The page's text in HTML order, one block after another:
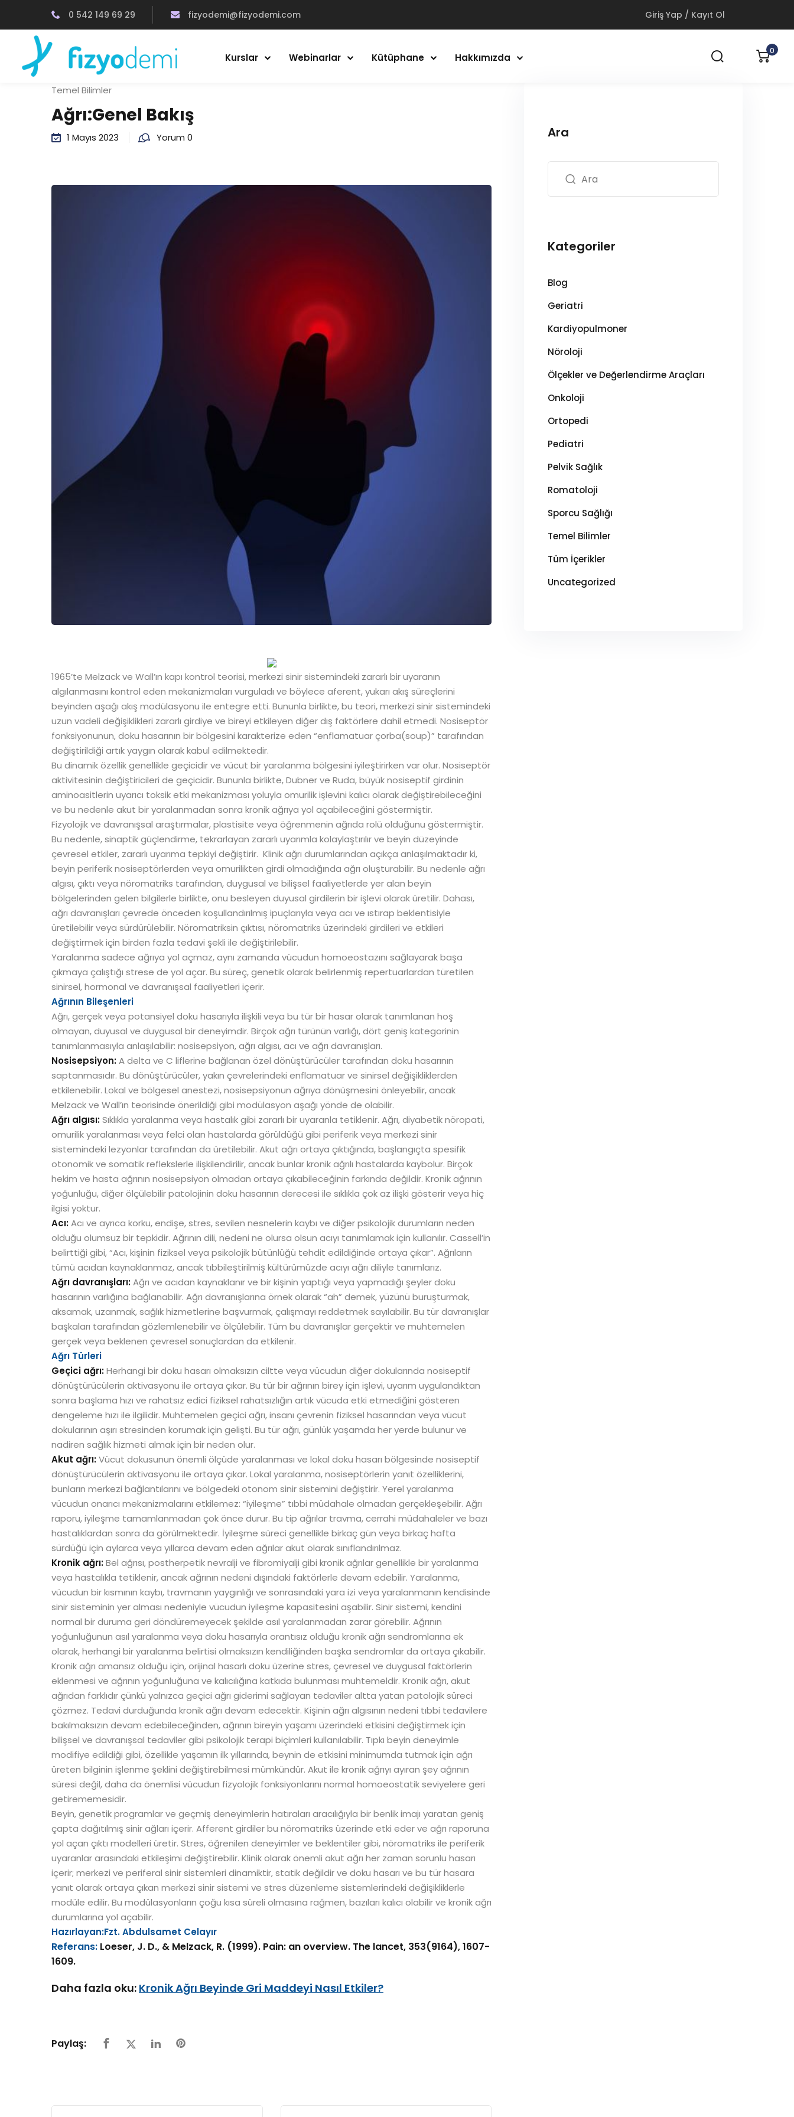
0 542 149 69 29 fizyodemi@fizyodemi.com Giriş Yap / Kayıt Ol
Kurslar Webinarlar Kütüphane Hakkımızda
0
Temel Bilimler
Ağrı:Genel Bakış
1 Mayıs 2023 Yorum 0
1965’te Melzack ve Wall’ın kapı kontrol teorisi, merkezi sinir sistemindeki zararlı bir uyaranın
algılanmasını kontrol eden mekanizmaları vurguladı ve böylece aferent, yukarı akış süreçlerini
beyinden aşağı akış modülasyonu ile entegre etti. Bununla birlikte, bu teori, merkezi sinir sistemindeki
uzun vadeli değişiklikleri zararlı girdiye ve bireyi etkileyen diğer dış faktörlere dahil etmedi. Nosiseptör
fonksiyonunun, doku hasarının bir bölgesini karakterize eden “enflamatuar çorba(soup)” tarafından
değiştirildiği artık yaygın olarak kabul edilmektedir.
Bu dinamik özellik genellikle geçicidir ve vücut bir yaralanma bölgesini iyileştirirken var olur. Nosiseptör
aktivitesinin değiştiricileri de geçicidir. Bununla birlikte, Dubner ve Ruda, büyük nosiseptif girdinin
aminoasitlerin uyarıcı toksik etki mekanizması yoluyla omurilik işlevini kalıcı olarak değiştirebileceğini
ve bu nedenle akut bir yaralanmadan sonra kronik ağrıya yol açabileceğini göstermiştir.
Fizyolojik ve davranışsal araştırmalar, plastisite veya öğrenmenin ağrıda rolü olduğunu göstermiştir.
Bu nedenle, sinaptik güçlendirme, tekrarlayan zararlı uyarımla kolaylaştırılır ve beyin düzeyinde
çevresel etkiler, zararlı uyarıma tepkiyi değiştirir. Klinik ağrı durumlarından açıkça anlaşılmaktadır ki,
beyin periferik nosiseptörlerden veya omurilikten girdi olmadığında ağrı oluşturabilir. Bu nedenle ağrı
algısı, çıktı veya nöromatriks tarafından, duygusal ve bilişsel faaliyetlerde yer alan beyin
bölgelerinden gelen bilgilerle birlikte, onu besleyen duyusal girdilerin bir işlevi olarak üretilir. Dahası,
ağrı davranışları çevrede önceden koşullandırılmış ipuçlarıyla veya acı ve ıstırap beklentisiyle
üretilebilir veya sürdürülebilir. Nöromatriksin çıktısı, nöromatriks üzerindeki girdileri ve etkileri
değiştirmek için birden fazla tedavi şekli ile değiştirilebilir.
Yaralanma sadece ağrıya yol açmaz, aynı zamanda vücudun homoeostazını sağlayarak başa
çıkmaya çalıştığı strese de yol açar. Bu süreç, genetik olarak belirlenmiş repertuarlardan türetilen
sinirsel, hormonal ve davranışsal faaliyetleri içerir.
Ağrının Bileşenleri
Ağrı, gerçek veya potansiyel doku hasarıyla ilişkili veya bu tür bir hasar olarak tanımlanan hoş
olmayan, duyusal ve duygusal bir deneyimdir. Birçok ağrı türünün varlığı, dört geniş kategorinin
tanımlanmasıyla anlaşılabilir: nosisepsiyon, ağrı algısı, acı ve ağrı davranışları.
Nosisepsiyon:A delta ve C liflerine bağlanan özel dönüştürücüler tarafından doku hasarının
saptanmasıdır. Bu dönüştürücüler, yakın çevrelerindeki enflamatuar ve sinirsel değişikliklerden
etkilenebilir. Lokal ve bölgesel anestezi, nosisepsiyonun ağrıya dönüşmesini önleyebilir, ancak
Melzack ve Wall’ın teorisinde önerildiği gibi modülasyon aşağı yönde de olabilir.
Ağrı algısı:Sıklıkla yaralanma veya hastalık gibi zararlı bir uyaranla tetiklenir. Ağrı, diyabetik nöropati,
omurilik yaralanması veya felci olan hastalarda görüldüğü gibi periferik veya merkezi sinir
sistemindeki lezyonlar tarafından da üretilebilir. Akut ağrı ortaya çıktığında, başlangıçta spesifik
otonomik ve somatik reflekslerle ilişkilendirilir, ancak bunlar kronik ağrılı hastalarda kaybolur. Birçok
hekim ve hasta ağrının nosisepsiyon olmadan ortaya çıkabileceğinin farkında değildir. Kronik ağrının
yoğunluğu, diğer ölçülebilir patolojinin doku hasarının derecesi ile sıklıkla çok az ilişki gösterir veya hiç
ilgisi yoktur.
Acı:Acı ve ayrıca korku, endişe, stres, sevilen nesnelerin kaybı ve diğer psikolojik durumların neden
olduğu olumsuz bir tepkidir. Ağrının dili, nedeni ne olursa olsun acıyı tanımlamak için kullanılır. Cassell’in
belirttiği gibi, “Acı, kişinin fiziksel veya psikolojik bütünlüğü tehdit edildiğinde ortaya çıkar”. Ağrıların
tümü acıdan kaynaklanmaz, ancak tıbbileştirilmiş kültürümüzde acıyı ağrı diliyle tanımlarız.
Ağrı davranışları:Ağrı ve acıdan kaynaklanır ve bir kişinin yaptığı veya yapmadığı şeyler doku
hasarının varlığına bağlanabilir. Ağrı davranışlarına örnek olarak “ah” demek, yüzünü buruşturmak,
aksamak, uzanmak, sağlık hizmetlerine başvurmak, çalışmayı reddetmek sayılabilir. Bu tür davranışlar
başkaları tarafından gözlemlenebilir ve ölçülebilir. Tüm bu davranışlar gerçektir ve muhtemelen
gerçek veya beklenen çevresel sonuçlardan da etkilenir.
Ağrı Türleri
Geçici ağrı:Herhangi bir doku hasarı olmaksızın ciltte veya vücudun diğer dokularında nosiseptif
dönüştürücülerin aktivasyonu ile ortaya çıkar. Bu tür bir ağrının birey için işlevi, uyarım uygulandıktan
sonra başlama hızı ve rahatsız edici fiziksel rahatsızlığın artık vücuda etki etmediğini gösteren
dengeleme hızı ile ilgilidir. Muhtemelen geçici ağrı, insanı çevrenin fiziksel hasarından veya vücut
dokularının aşırı stresinden korumak için gelişti. Bu tür ağrı, günlük yaşamda her yerde bulunur ve
nadiren sağlık hizmeti almak için bir neden olur.
Akut ağrı:Vücut dokusunun önemli ölçüde yaralanması ve lokal doku hasarı bölgesinde nosiseptif
dönüştürücülerin aktivasyonu ile ortaya çıkar. Lokal yaralanma, nosiseptörlerin yanıt özelliklerini,
bunların merkezi bağlantılarını ve bölgedeki otonom sinir sistemini değiştirir. Yerel yaralanma
vücudun onarıcı mekanizmalarını etkilemez: “iyileşme” tıbbi müdahale olmadan gerçekleşebilir. Ağrı
raporu, iyileşme tamamlanmadan çok önce durur. Bu tip ağrılar travma, cerrahi müdahaleler ve bazı
hastalıklardan sonra da görülmektedir. İyileşme süreci genellikle birkaç gün veya birkaç hafta
sürdüğü için aylarca veya yıllarca devam eden ağrılar akut olarak sınıflandırılmaz.
Kronik ağrı:Bel ağrısı, postherpetik nevralji ve fibromiyalji gibi kronik ağrılar genellikle bir yaralanma
veya hastalıkla tetiklenir, ancak ağrının nedeni dışındaki faktörlerle devam edebilir. Yaralanma,
vücudun bir kısmının kaybı, travmanın yaygınlığı ve sonrasındaki yara izi veya yaralanmanın kendisinde
sinir sisteminin yer alması nedeniyle vücudun iyileşme kapasitesini aşabilir. Sinir sistemi, kendini
normal bir duruma geri döndüremeyecek şekilde asıl yaralanmadan zarar görebilir. Ağrının
yoğunluğunun asıl yaralanma veya doku hasarıyla orantısız olduğu kronik ağrı sendromlarına ek
olarak, herhangi bir yaralanma belirtisi olmaksızın kendiliğinden başka sendromlar da ortaya çıkabilir.
Kronik ağrı amansız olduğu için, orijinal hasarlı doku üzerine stres, çevresel ve duygusal faktörlerin
eklenmesi ve ağrının yoğunluğuna ve kalıcılığına katkıda bulunması muhtemeldir. Kronik ağrı, akut
ağrıdan farklıdır çünkü yalnızca geçici ağrı giderimi sağlayan tedaviler altta yatan patolojik süreci
çözmez. Tedavi durduğunda kronik ağrı devam edecektir. Kişinin ağrı algısının nedeni tıbbi tedavilere
bakılmaksızın devam edebileceğinden, ağrının bireyin yaşamı üzerindeki etkisini değiştirmek için
bilişsel ve davranışsal tedaviler gibi psikolojik terapi biçimleri kullanılabilir. Tıpkı beyin deneyimle
modifiye edildiği gibi, özellikle yaşamın ilk yıllarında, beynin de etkisini minimumda tutmak için ağrı
üreten bilginin işlenme şeklini değiştirebilmesi mümkündür. Akut ile kronik ağrıyı ayıran şey ağrının
süresi değil, daha da önemlisi vücudun fizyolojik fonksiyonlarını normal homoeostatik seviyelere geri
getirememesidir.
Beyin, genetik programlar ve geçmiş deneyimlerin hatıraları aracılığıyla bir benlik imajı yaratan geniş
çapta dağıtılmış sinir ağları içerir. Afferent girdiler bu nöromatriks üzerinde etki eder ve ağrı raporuna
yol açan çıktı modelleri üretir. Stres, öğrenilen deneyimler ve beklentiler gibi, nöromatriks ile periferik
uyaranlar arasındaki etkileşimi değiştirebilir. Klinik olarak önemli akut ağrı her zaman sorunlu hasarı
içerir; merkezi ve periferal sinir sistemleri dinamiktir, statik değildir ve doku hasarı ve bu tür hasara
yanıt olarak ortaya çıkan merkezi sinir sistemi ve stres düzenleme sistemlerindeki değişikliklerle
modüle edilir. Bu modülasyonların çoğu kısa süreli olmasına rağmen, bazıları kalıcı olabilir ve kronik ağrı
durumlarına yol açabilir.
Hazırlayan:Fzt. Abdulsamet Celayır
Referans: Loeser, J. D., & Melzack, R. (1999). Pain: an overview. The lancet, 353(9164), 1607-
1609.
Daha fazla oku: Kronik Ağrı Beyinde Gri Maddeyi Nasıl Etkiler?
Paylaş:
Ara
Kategoriler
Blog
Geriatri
Kardiyopulmoner
Nöroloji
Ölçekler ve Değerlendirme Araçları
Onkoloji
Ortopedi
Pediatri
Pelvik Sağlık
Romatoloji
Sporcu Sağlığı
Temel Bilimler
Tüm İçerikler
Uncategorized
Beni hatırla Şifremi unuttum